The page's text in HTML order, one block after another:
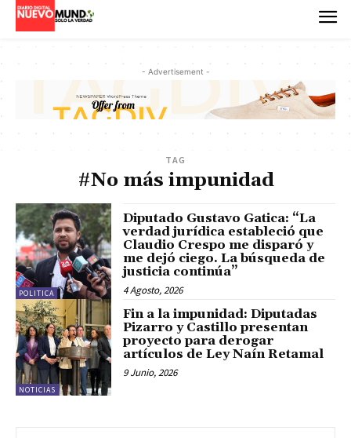
- Advertisement -
TAG
#No más impunidad
POLITICA
Diputado Gustavo Gatica: “La
verdad jurídica estableció que
Claudio Crespo me disparó y
me dejó ciego. La búsqueda de
justicia continúa”
4 Agosto, 2026
NOTICIAS
Fin a la impunidad: Diputadas
Pizarro y Castillo presentan
proyecto para derogar
artículos de Ley Naín Retamal
9 Junio, 2026